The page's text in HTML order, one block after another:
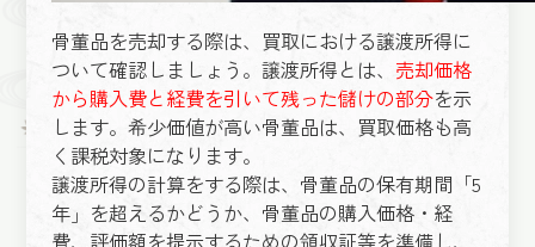
骨董品を売却する際は、買取における譲渡所得に
ついて確認しましょう。譲渡所得とは、 売却価格
から購入費と経費を引いて残った儲けの部分を示
します。希少価値が高い骨董品は、買取価格も高
く課税対象になります。
譲渡所得の計算をする際は、骨董品の保有期間「5
年」を超えるかどうか、骨董品の購入価格・経
費、評価額を提示するための領収証等を準備し、